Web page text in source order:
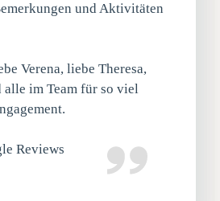
und Aktivitäten
Verena, liebe Theresa,
alle im Team für so viel
Reviews